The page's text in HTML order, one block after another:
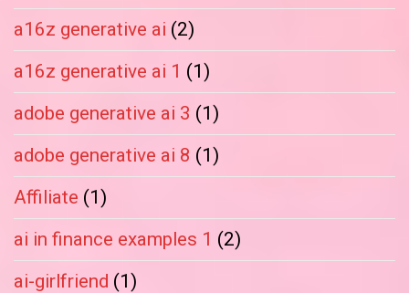
a16z generative ai (2)
a16z generative ai 1 (1)
adobe generative ai 3 (1)
adobe generative ai 8 (1)
Affiliate (1)
ai in finance examples 1 (2)
ai-girlfriend (1)